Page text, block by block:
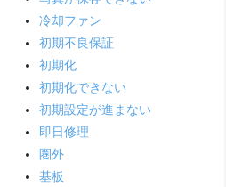
冷却ファン
初期不良保証
初期化
初期化できない
初期設定が進まない
即日修理
圏外
基板